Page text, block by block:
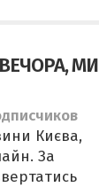
МИ
Києва,
За